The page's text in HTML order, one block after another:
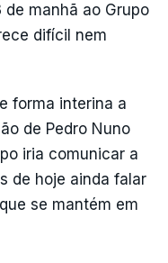
manhã ao Grupo
difícil nem
forma interina a
de Pedro Nuno
iria comunicar a
de hoje ainda falar
se mantém em